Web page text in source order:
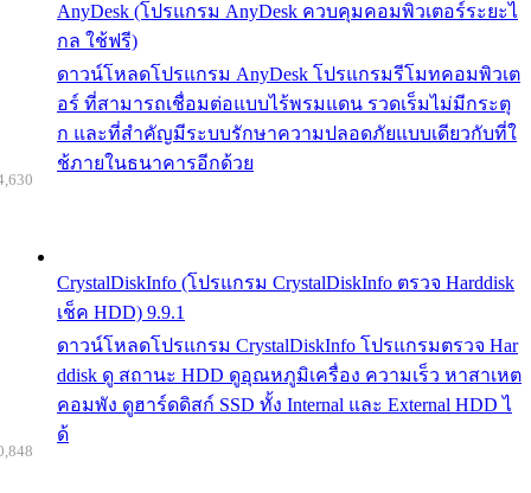
AnyDesk (โปรแกรม AnyDesk ควบคุมคอมพิวเตอร์ระยะไ
กล ใช้ฟรี)
ดาวน์โหลดโปรแกรม AnyDesk โปรแกรมรีโมทคอมพิวเต
อร์ ที่สามารถเชื่อมต่อแบบไร้พรมแดน รวดเร็มไม่มีกระตุ
ก และที่สำคัญมีระบบรักษาความปลอดภัยแบบเดียวกับที่ใ
ช้ภายในธนาคารอีกด้วย
CrystalDiskInfo (โปรแกรม CrystalDiskInfo ตรวจ Harddisk
เช็ค HDD) 9.9.1
ดาวน์โหลดโปรแกรม CrystalDiskInfo โปรแกรมตรวจ Har
ddisk ดู สถานะ HDD ดูอุณหภูมิเครื่อง ความเร็ว หาสาเหต
คอมพัง ดูฮาร์ดดิสก์ SSD ทั้ง Internal และ External HDD ไ
ด้